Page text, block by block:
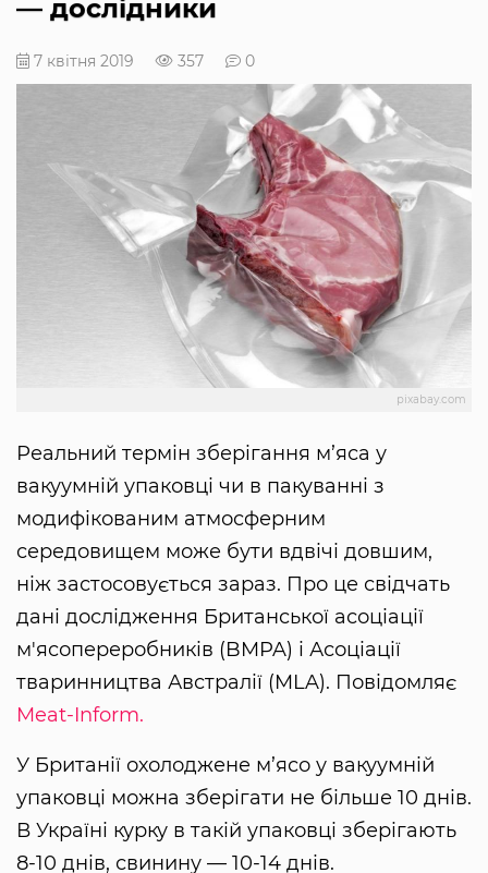
— дослідники
7 квітня 2019 357 0
pixabay.com
Реальний термін зберігання м’яса у
вакуумній упаковці чи в пакуванні з
модифікованим атмосферним
середовищем може бути вдвічі довшим,
ніж застосовується зараз. Про це свідчать
дані дослідження Британської асоціації
м'ясопереробників (BMPA) і Асоціації
тваринництва Австралії (MLA). Повідомляє
Meat-Inform.
У Британії охолоджене м’ясо у вакуумній
упаковці можна зберігати не більше 10 днів.
В Україні курку в такій упаковці зберігають
8-10 днів, свинину — 10-14 днів.